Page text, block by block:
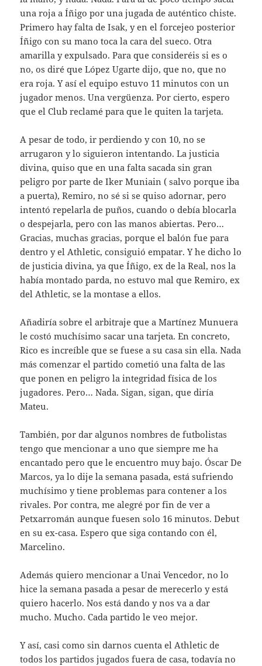
una roja a Íñigo por una jugada de auténtico chiste.
Primero hay falta de Isak, y en el forcejeo posterior
Íñigo con su mano toca la cara del sueco. Otra
amarilla y expulsado. Para que consideréis si es o
no, os diré que López Ugarte dijo, que no, que no
era roja. Y así el equipo estuvo 11 minutos con un
jugador menos. Una vergüenza. Por cierto, espero
que el Club reclamé para que le quiten la tarjeta.
A pesar de todo, ir perdiendo y con 10, no se
arrugaron y lo siguieron intentando. La justicia
divina, quiso que en una falta sacada sin gran
peligro por parte de Iker Muniain ( salvo porque iba
a puerta), Remiro, no sé si se quiso adornar, pero
intentó repelarla de puños, cuando o debía blocarla
o despejarla, pero con las manos abiertas. Pero…
Gracias, muchas gracias, porque el balón fue para
dentro y el Athletic, consiguió empatar. Y he dicho lo
de justicia divina, ya que Íñigo, ex de la Real, nos la
había montado parda, no estuvo mal que Remiro, ex
del Athletic, se la montase a ellos.
Añadiría sobre el arbitraje que a Martínez Munuera
le costó muchísimo sacar una tarjeta. En concreto,
Rico es increíble que se fuese a su casa sin ella. Nada
más comenzar el partido cometió una falta de las
que ponen en peligro la integridad física de los
jugadores. Pero… Nada. Sigan, sigan, que diría
Mateu.
También, por dar algunos nombres de futbolistas
tengo que mencionar a uno que siempre me ha
encantado pero que le encuentro muy bajo. Óscar De
Marcos, ya lo dije la semana pasada, está sufriendo
muchísimo y tiene problemas para contener a los
rivales. Por contra, me alegré por fin de ver a
Petxarromán aunque fuesen solo 16 minutos. Debut
en su ex-casa. Espero que siga contando con él,
Marcelino.
Además quiero mencionar a Unai Vencedor, no lo
hice la semana pasada a pesar de merecerlo y está
quiero hacerlo. Nos está dando y nos va a dar
mucho. Mucho. Cada partido le veo mejor.
Y así, casi como sin darnos cuenta el Athletic de
todos los partidos jugados fuera de casa, todavía no